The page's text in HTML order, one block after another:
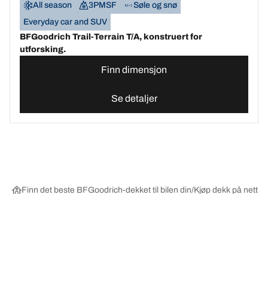
All season 3PMSF
Søle og snø
Everyday car and SUV
BFGoodrich Trail-Terrain T/A, konstruert for
utforsking.
Finn dimensjon
Se detaljer
Finn det beste BFGoodrich-dekket til bilen din Kjøp dekk på nett